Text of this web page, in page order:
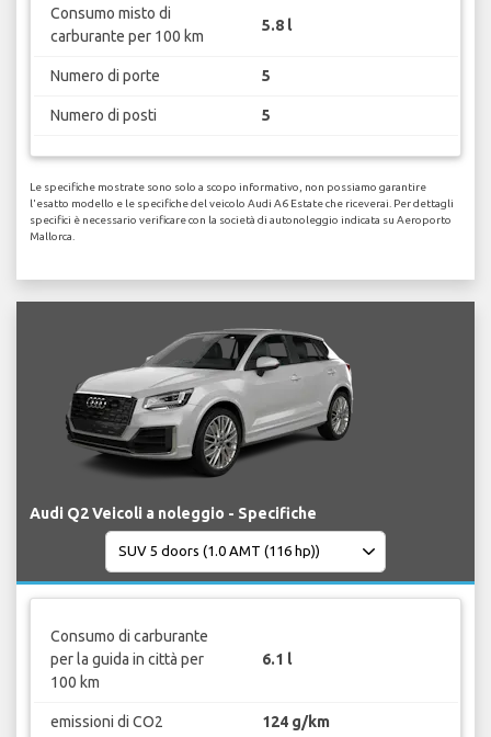
Consumo misto di
carburante per 100 km
5.8 l
Numero di porte 5
Numero di posti 5
Le specifiche mostrate sono solo a scopo informativo, non possiamo garantire
l'esatto modello e le specifiche del veicolo Audi A6 Estate che riceverai. Per dettagli
specifici è necessario verificare con la società di autonoleggio indicata su Aeroporto
Mallorca.
Audi Q2 Veicoli a noleggio - Specifiche
Consumo di carburante
per la guida in città per
100 km
6.1 l
emissioni di CO2 124 g/km